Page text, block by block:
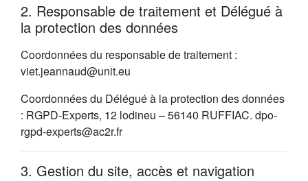
2. Responsable de traitement et Délégué à
la protection des données
Coordonnées du responsable de traitement :
viet.jeannaud@unit.eu
Coordonnées du Délégué à la protection des données
: RGPD-Experts, 12 lodineu – 56140 RUFFIAC. dpo-
rgpd-experts@ac2r.fr
3. Gestion du site, accès et navigation